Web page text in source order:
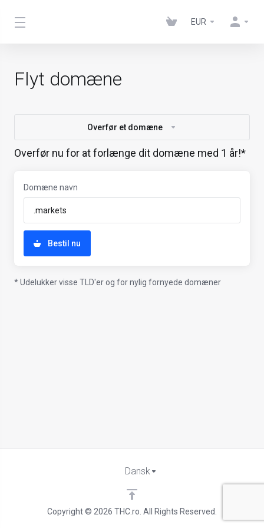
EUR
Flyt domæne
Overfør et domæne
Overfør nu for at forlænge dit domæne med 1 år!*
Domæne navn
Bestil nu
* Udelukker visse TLD'er og for nylig fornyede domæner
Copyright © 2026 THC.ro. All Rights Reserved.
Dansk